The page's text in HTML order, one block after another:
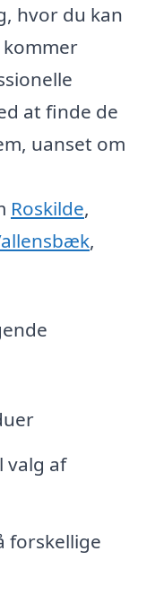
hvor du kan
kommer
at finde de
uanset om
Roskilde,
,
valg af
forskellige